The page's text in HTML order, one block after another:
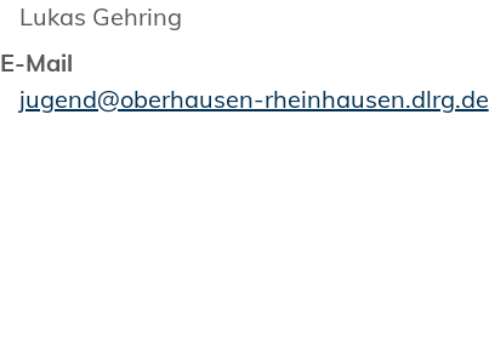
Lukas Gehring
E-Mail
jugend@oberhausen-rheinhausen.dlrg.de